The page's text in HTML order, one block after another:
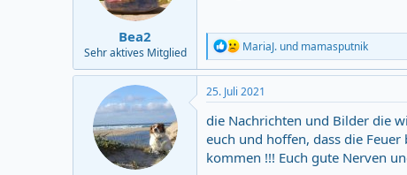
Bea2
Sehr aktives Mitglied
R
e
a
c
t
i
o
n
s
MariaJ. und mamasputnik
25. Juli 2021
die Nachrichten und Bilder die
euch und hoffen, dass die
kommen !!! Euch gute Nerven